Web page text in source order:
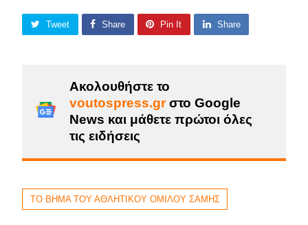
Tweet Share Pin It Share
Ακολουθήστε το
voutospress.grστο Google
News και μάθετε πρώτοι όλες
τις ειδήσεις
ΤΟ ΒΗΜΑ ΤΟΥ ΑΘΛΗΤΙΚΟΥ ΟΜΙΛΟΥ ΣΑΜΗΣ